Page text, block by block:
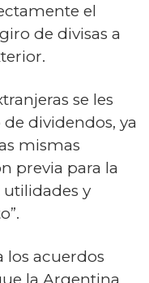
el
de divisas a
se les
dividendos, ya
mismas
previa para la
y
los acuerdos